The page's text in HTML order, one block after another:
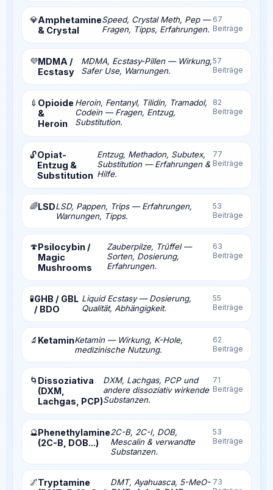
💎Amphetamine
& Crystal
Speed, Crystal Meth, Pep —
Fragen, Tipps, Erfahrungen.
67
Beiträge
💜MDMA /
Ecstasy
MDMA, Ecstasy-Pillen — Wirkung,
Safer Use, Warnungen.
57
Beiträge
💉 Opioide
&
Heroin
Heroin, Fentanyl, Tilidin, Tramadol,
Codein — Fragen, Entzug,
Substitution.
82
Beiträge
🔓Opiat-
Entzug &
Substitution
Entzug, Methadon, Subutex,
Substitution — Erfahrungen &
Hilfe.
77
Beiträge
🌈LSDLSD, Pappen, Trips — Erfahrungen,
Warnungen, Tipps.
53
Beiträge
🍄Psilocybin /
Magic
Mushrooms
Zauberpilze, Trüffel —
Sorten, Dosierung,
Erfahrungen.
63
Beiträge
🧪GHB / GBL
/ BDO
Liquid Ecstasy — Dosierung,
Qualität, Abhängigkeit.
55
Beiträge
🔬 KetaminKetamin — Wirkung, K-Hole,
medizinische Nutzung.
62
Beiträge
🌀 Dissoziativa
(DXM,
Lachgas, PCP)
DXM, Lachgas, PCP und
andere dissoziativ wirkende
Substanzen.
71
Beiträge
🔮Phenethylamine
(2C-B, DOB...)
2C-B, 2C-I, DOB,
Mescalin & verwandte
Substanzen.
53
Beiträge
🌌Tryptamine
DMT, Ayahuasca, 5-MeO- 73